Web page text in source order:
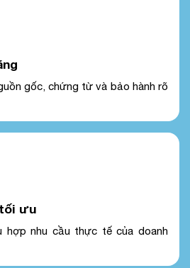
gốc, chứng từ và bảo hành rõ
ưu
hợp nhu cầu thực tế của doanh